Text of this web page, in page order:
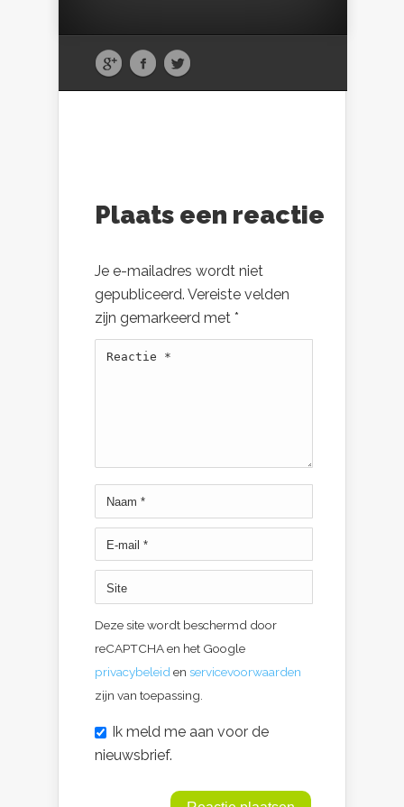
Plaats een reactie
Je e-mailadres wordt niet
gepubliceerd. Vereiste velden
zijn gemarkeerd met *
Deze site wordt beschermd door
reCAPTCHA en het Google
privacybeleid en servicevoorwaarden
zijn van toepassing.
Ik meld me aan voor de
nieuwsbrief.